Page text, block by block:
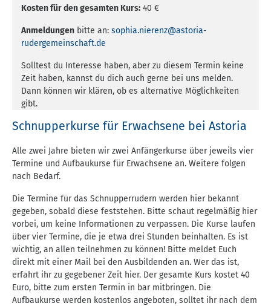
Kosten für den gesamten Kurs: 40 €
Anmeldungen bitte an: sophia.nierenz@astoria-
rudergemeinschaft.de
Solltest du Interesse haben, aber zu diesem Termin keine
Zeit haben, kannst du dich auch gerne bei uns melden.
Dann können wir klären, ob es alternative Möglichkeiten
gibt.
Schnupperkurse für Erwachsene bei Astoria
Alle zwei Jahre bieten wir zwei Anfängerkurse über jeweils vier
Termine und Aufbaukurse für Erwachsene an. Weitere folgen
nach Bedarf.
Die Termine für das Schnupperrudern werden hier bekannt
gegeben, sobald diese feststehen. Bitte schaut regelmäßig hier
vorbei, um keine Informationen zu verpassen. Die Kurse laufen
über vier Termine, die je etwa drei Stunden beinhalten. Es ist
wichtig, an allen teilnehmen zu können! Bitte meldet Euch
direkt mit einer Mail bei den Ausbildenden an. Wer das ist,
erfahrt ihr zu gegebener Zeit hier. Der gesamte Kurs kostet 40
Euro, bitte zum ersten Termin in bar mitbringen. Die
Aufbaukurse werden kostenlos angeboten, solltet ihr nach dem